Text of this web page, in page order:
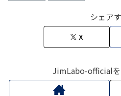
シェア
X
JimLabo-officialを